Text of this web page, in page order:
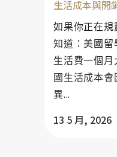
生活成本與開
如果你正在
知道：美國
生活費一個
國生活成本
異...
13 5 月, 2026